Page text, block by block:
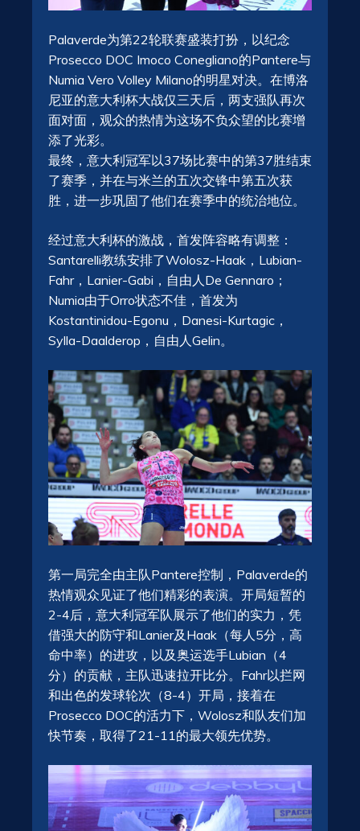
Palaverde为第22轮联赛盛装打扮，以纪念
Prosecco DOC Imoco Conegliano的Pantere与
Numia Vero Volley Milano的明星对决。在博洛
尼亚的意大利杯大战仅三天后，两支强队再次
面对面，观众的热情为这场不负众望的比赛增
添了光彩。
最终，意大利冠军以37场比赛中的第37胜结束
了赛季，并在与米兰的五次交锋中第五次获
胜，进一步巩固了他们在赛季中的统治地位。
经过意大利杯的激战，首发阵容略有调整：
Santarelli教练安排了Wolosz-Haak，Lubian-
Fahr，Lanier-Gabi，自由人De Gennaro；
Numia由于Orro状态不佳，首发为
Kostantinidou-Egonu，Danesi-Kurtagic，
Sylla-Daalderop，自由人Gelin。
第一局完全由主队Pantere控制，Palaverde的
热情观众见证了他们精彩的表演。开局短暂的
2-4后，意大利冠军队展示了他们的实力，凭
借强大的防守和Lanier及Haak（每人5分，高
命中率）的进攻，以及奥运选手Lubian（4
分）的贡献，主队迅速拉开比分。Fahr以拦网
和出色的发球轮次（8-4）开局，接着在
Prosecco DOC的活力下，Wolosz和队友们加
快节奏，取得了21-11的最大领先优势。